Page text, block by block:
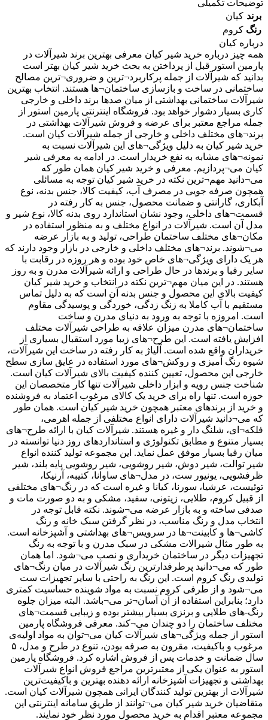
توضیحات تکمیلی
برند کیان
رنگ کروم
درباره کیان
همه چیز درباره خرید شیر کیان معرفی بهترین برند شیرآلات در
پارمین استور قبل از پرداختن به بحث خرید شیر کیان بهتر است
بدانید که شیرآلات از جمله پرکاربرد¬ترین و ضروری¬ترین مصالح
ساختمانی در ساخت و بازسازی ساختمان¬ها هستند. انتخاب بهترین
شیرآلات ساختمانی بهداشتی از میان صدها برند داخلی و خارجی
کاری بسیار دشوار خواهد بود. فروشگاه اینترنتی پارمین استور از
جمله مراجع معتبر برای عرضه و فروش شیرآلات بهداشتی در
برند¬های مختلف داخلی و خارجی از جمله شیرآلات کیان است.
خرید شیر کیان به دلیل ویژگی¬های این شیرآلات نسبت به
نمونه¬های مشابه به نفع خریدار است. در ادامه به معرفی شیر
کیان می¬پردازیم. معرفی و خرید شیر کیان همان طور که
می¬دانید مهم¬ترین نکته در خرید شیر کیان توجه به مسائلی
همچون صرفه جویی در مصرف آب، کیفیت کالا، جنس بدنه، نوع
آبکاری، گارانتی و ضمانت محصول، جنس به کار رفته در
قسمت¬های داخلی، وجود نشان استاندارد روی بدنه کالا، نوع شیر و
مدل آن است. شیرآلات در انواع مختلف و به منظور استفاده در
مکان¬های مختلف ساختمان طراحی، تولید و به بازار عرضه
می¬شوند. برند¬های مختلف داخلی و خارجی در بازار وجود دارند که
هر یک دارای ویژگی¬های خاص خود بوده و هر روزه در رقابت با
سایر رقبا و برندها در حال طراحی و ارائه شیرآلات مدرن و به روز
هستند. در این میان مهم¬ترین نکته در انتخاب و خرید شیر کیان
کیفیت بالای این محصول و جنس بدنه آن است که به دلیل تماس
مستقیم با آب کاملا به زنگ زدگی، خوردگی و پوسیدگی مقاوم
است. امروزه با توجه به ورود به دنیای مدرن و ساخت
ساختمان¬های مدرن میزان علاقه به طراحی شیرآلات مختلف
افزایش یافته است. این طرح¬های زیبا مورد استقبال بسیاری از
خریداران واقع شده است. آلیاژ به کار رفته در ساخت این شیرآلات،
شیوه رنگ آمیزی و روکش¬های مورد استفاده در عایق سازی سطح
خارجی این محصول، تعیین کننده کیفیت بالای شیرآلات کیان است.
شناخت جنس رویه و ابزار داخلی شیرآلات تنها کار متخصصان این
حوزه است. تنها راه برای خرید یک کالای مرغوب اعتماد به فروشنده
و خرید از برندهای معتبر همچون خرید شیر کیان است. همان طور
که می¬دانید شیرآلات دارای انواع مختلفی از جمله اهرمی،
فلکه¬ای، شلنگ دار و غیره هستند. شیرآلات کیان با ارائه طرح¬های
بسیار متنوع و مطابق تکنولوژی و استانداردهای روز دنیا توانسته در
میان رقبا بسیار موفق عمل نماید. این مجموعه تولید کننده انواع
شیر توالت، شیر دوش، شیر روشویی، شیر روشویی پایه بلند، شیر
ظرفشویی، یونیور ست، در مدل¬های ساوانا، کتیبه، آرنیکا،
توئیست، عرشیا، سورنا، کیانا و غیره است که در رنگ¬های مختلفی
از قبیل کروم، طلایی، زیتونی، سفید، مشکی و به دو صورت مات و
صدفی ساخته و به بازار عرضه می¬شوند. نکته قابل توجه در
انتخاب مدل و رنگ مناسب، در نظر گرفتن سبک خانه و رنگ
کاشی¬ها و کابینت¬ها در سرویس¬های بهداشتی و آشپزخانه است.
به طور مثال شیرالات مشکی در سبک مدرن و با توجه به رنگ
تجهیزات دیگر در ساختمان خریداری و نصب می¬شود. اما همان
طور که می¬دانید پرطرفدارترین رنگ شیرآلات در میان رنگ¬های
تولیدی رنگ کروم است. این رنگ به راحتی با سایر تجهیزات ست
می¬شود و از طرفی کروم نسبت به مواد شوینده حساسیت کمتری
دارد؛ بنابراین استفاده از آن آسان¬تر می¬باشد. البته میزان جلوه
رنگ-های طلایی و برنزی بسیار بیشتر بوده و زیبایی قسمت¬های
مختلف ساختمان را دو چندان می¬کند. معرفی فروشگاه پارمین
استور از جمله ویژگی¬های شیرآلات کیان می¬توان به مواد اولیه‌ی
مرغوب و باکیفیت، مقرون به صرفه بودن، تنوع در طرح و مدل، ۵
سال ضمانت و خدمات پس از فروش اشاره کرد. فروشگاه پارمین
استور به عنوان یکی از معتبرترین مراجع فروش انواع شیرآلات
بهداشتی و تجهیزات آشپزخانه ارائه دهنده بهترین و باکیفیت‌ترین
شیرآلات از بهترین تولید کنندگان ایرانی همچون شیرآلات کیان است.
متقاضیان خرید شیر کیان می¬توانند از طریق سامانه اینترنتی این
مجموعه معتبر اقدام به خرید محصول مورد نظر خود نمایند.